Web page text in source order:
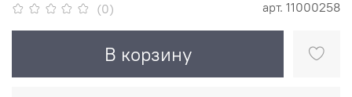
(0) арт. 11000258
В корзину